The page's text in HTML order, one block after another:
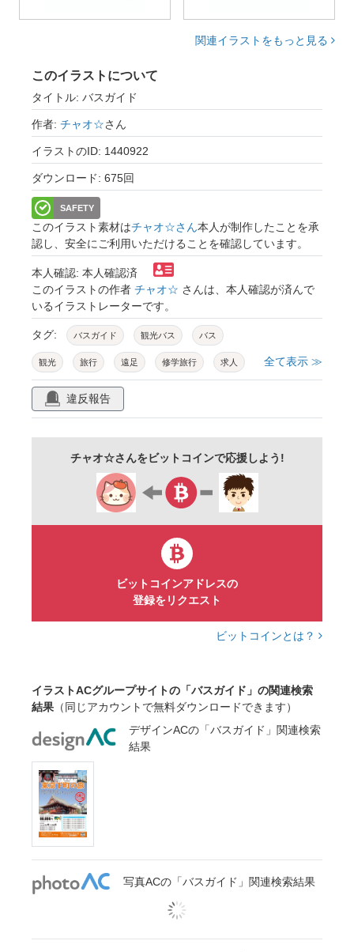
関連イラストをもっと見る
このイラストについて
タイトル: バスガイド
作者: チャオ☆さん
イラストのID: 1440922
ダウンロード: 675回
SAFETY
このイラスト素材はチャオ☆さん本人が制作したことを承
認し、安全にご利用いただけることを確認しています。
本人確認: 本人確認済
このイラストの作者 チャオ☆ さんは、本人確認が済んで
いるイラストレーターです。
タグ: バスガイド 観光バス バス
観光 旅行 遠足 修学旅行 求人
社員 パート
かわいい
全て表示 ≫
違反報告
チャオ☆さんをビットコインで応援しよう!
ビットコインアドレスの
登録をリクエスト
ビットコインとは？
イラストACグループサイトの「バスガイド」の関連検索
結果 （同じアカウントで無料ダウンロードできます）
デザインACの「バスガイド」関連検索
結果
写真ACの「バスガイド」関連検索結果